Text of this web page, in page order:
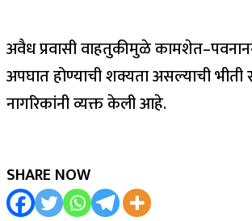
अवैध प्रवासी वाहतुकीमुळे
अपघात होण्याची शक्यता असल्याची भीती
नागरिकांनी व्यक्त केली आहे.
SHARE NOW